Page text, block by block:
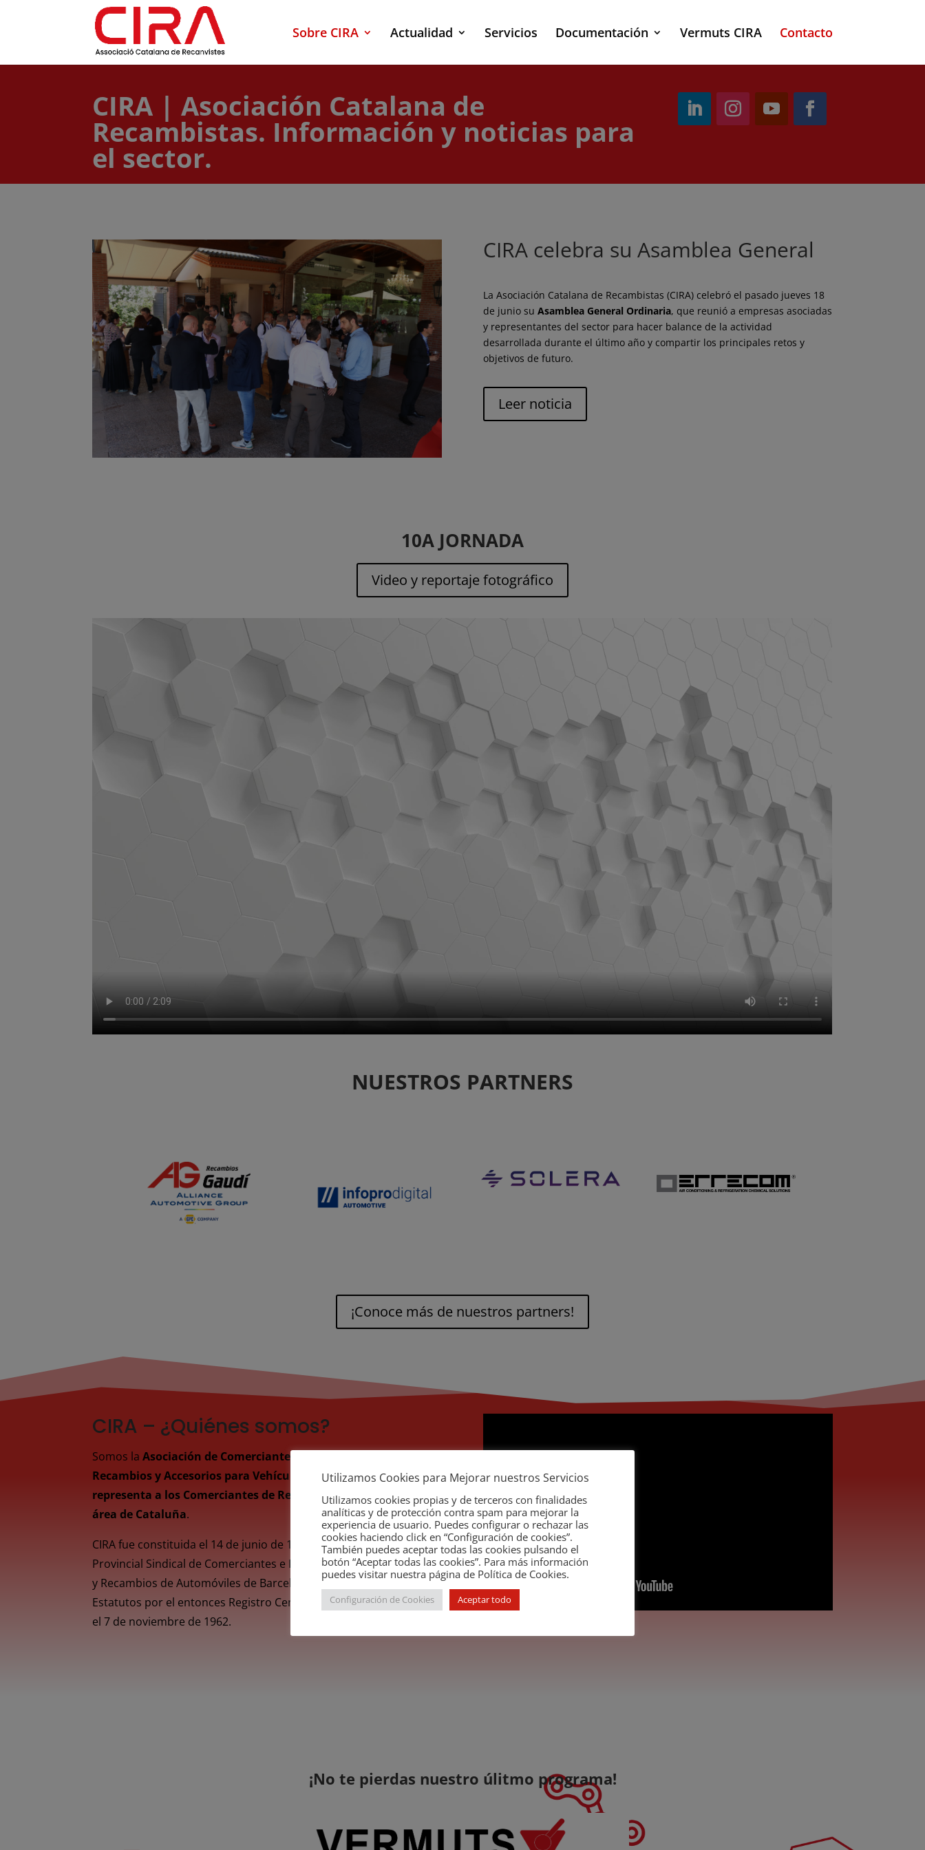
Sobre CIRA Actualidad Servicios Documentación Vermuts CIRA Contacto
CIRA | Asociación Catalana de
Recambistas. Información y noticias para
el sector.
CIRA celebra su Asamblea General
La Asociación Catalana de Recambistas (CIRA) celebró el pasado jueves 18
de junio su Asamblea General Ordinaria, que reunió a empresas asociadas
y representantes del sector para hacer balance de la actividad
desarrollada durante el último año y compartir los principales retos y
objetivos de futuro.
Leer noticia
10A JORNADA
Video y reportaje fotográfico
NUESTROS PARTNERS
¡Conoce más de nuestros partners!
CIRA – ¿Quiénes somos?
Somos laAsociación de Comerciantes e Importadores de
Recambios y Accesorios para Vehículos de Automoción, que
representa a los Comerciantes de Recambios y Accesorios del
área de Cataluña.
CIRA fue constituida el 14 de junio de 1962 con el nombre de Grupo
Provincial Sindical de Comerciantes e Importadores de Accesorios
y Recambios de Automóviles de Barcelona, y aprobados sus
Estatutos por el entonces Registro Central de Entidades Sindicales,
el 7 de noviembre de 1962.
¡No te pierdas nuestro úlitmo programa!
Utilizamos Cookies para Mejorar nuestros Servicios
Utilizamos cookies propias y de terceros con finalidades
analíticas y de protección contra spam para mejorar la
experiencia de usuario. Puedes configurar o rechazar las
cookies haciendo click en “Configuración de cookies”.
También puedes aceptar todas las cookies pulsando el
botón “Aceptar todas las cookies”. Para más información
puedes visitar nuestra página de Política de Cookies.
Configuración de Cookies Aceptar todo